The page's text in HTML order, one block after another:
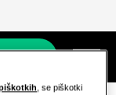
, se piškotki